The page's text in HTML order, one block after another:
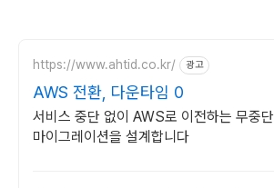
https://www.ahtid.co.kr/ 광고
AWS 전환, 다운타임 0
서비스 중단 없이 AWS로 이전하는 무중단
마이그레이션을 설계합니다